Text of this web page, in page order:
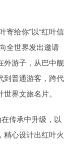
寄给你”以“红叶信
全世界发出邀请
外游子，从巴中舰
到普通游客，跨代
界文旅名片。
传承中升级，以
精心设计出红叶火